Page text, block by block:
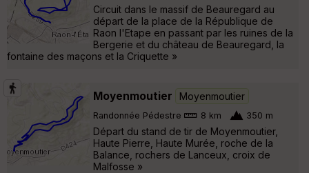
Circuit dans le massif de Beauregard au
départ de la place de la République de
Raon l'Etape en passant par les ruines de la
Bergerie et du château de Beauregard, la
fontaine des maçons et la Criquette »
Moyenmoutier Moyenmoutier
Randonnée Pédestre 8 km 350 m
Départ du stand de tir de Moyenmoutier,
Haute Pierre, Haute Murée, roche de la
Balance, rochers de Lanceux, croix de
Malfosse »